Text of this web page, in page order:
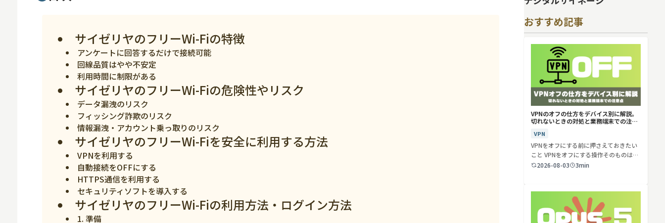
デジタルサイネージ
カメラ
Wi-Fi
SaaS
AI
おすすめ
スマホ
サイゼリヤのフリーWi-Fiの特徴
アンケートに回答するだけで接続可能
回線品質はやや不安定
利用時間に制限がある
サイゼリヤのフリーWi-Fiの危険性やリスク
データ漏洩のリスク
フィッシング詐欺のリスク
情報漏洩・アカウント乗っ取りのリスク
サイゼリヤのフリーWi-Fiを安全に利用する方法
VPNを利用する
自動接続をOFFにする
HTTPS通信を利用する
セキュリティソフトを導入する
サイゼリヤのフリーWi-Fiの利用方法・ログイン方法
1. 準備
おすすめ記事
VPNのオフの仕方をデバイス別に解説。
切れないときの対処と業務端末での注意
VPN
VPNをオフにする前に押さえておきたい
こと VPNをオフにする操作そのものは、
ど…2026-08-03 3min